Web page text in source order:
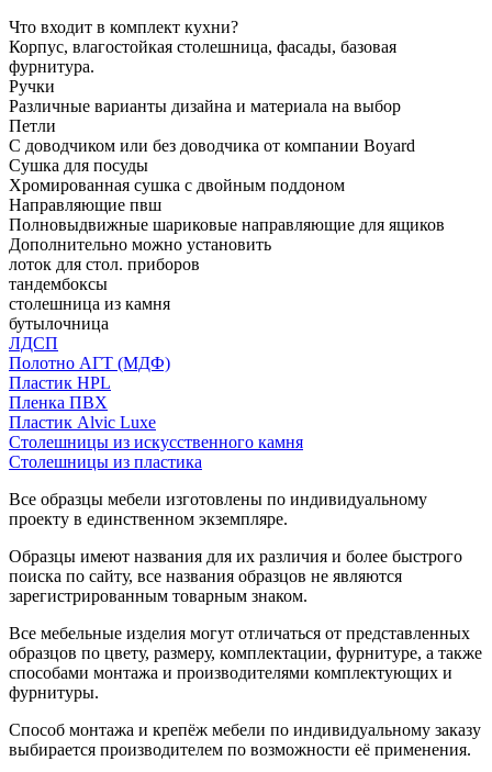
Что входит в комплект кухни?
Корпус, влагостойкая столешница, фасады, базовая
фурнитура.
Ручки
Различные варианты дизайна и материала на выбор
Петли
С доводчиком или без доводчика от компании Boyard
Сушка для посуды
Хромированная сушка с двойным поддоном
Направляющие пвш
Полновыдвижные шариковые направляющие для ящиков
Дополнительно можно установить
лоток для стол. приборов
тандембоксы
столешница из камня
бутылочница
ЛДСП
Полотно АГТ (МДФ)
Пластик HPL
Пленка ПВХ
Пластик Alvic Luxe
Столешницы из искусственного камня
Столешницы из пластика
Все образцы мебели изготовлены по индивидуальному
проекту в единственном экземпляре.
Образцы имеют названия для их различия и более быстрого
поиска по сайту, все названия образцов не являются
зарегистрированным товарным знаком.
Все мебельные изделия могут отличаться от представленных
образцов по цвету, размеру, комплектации, фурнитуре, а также
способами монтажа и производителями комплектующих и
фурнитуры.
Способ монтажа и крепёж мебели по индивидуальному заказу
выбирается производителем по возможности её применения.